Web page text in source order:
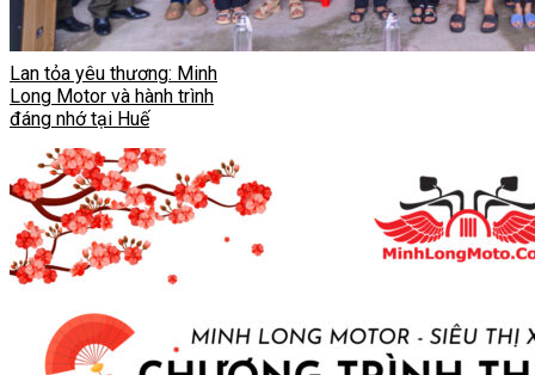
Lan tỏa yêu thương: Minh
Long Motor và hành trình
đáng nhớ tại Huế